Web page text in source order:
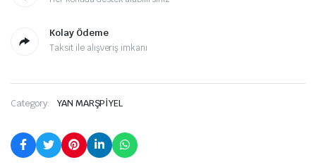
Kolay Ödeme
Taksit ile alışveriş imkanı
Category: YAN MARŞPİYEL